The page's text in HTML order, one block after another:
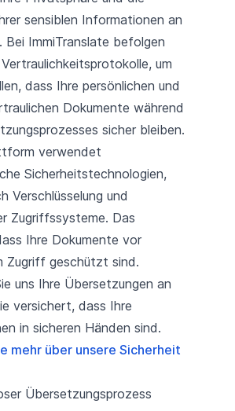
sensiblen Informationen an
Bei ImmiTranslate befolgen
um
dass Ihre persönlichen und
Dokumente während
sicher bleiben.
verwendet
Sicherheitstechnologien,
Verschlüsselung und
Zugriffssysteme. Das
Ihre Dokumente vor
Zugriff geschützt sind.
uns Ihre Übersetzungen an
versichert, dass Ihre
in sicheren Händen sind.
mehr über unsere Sicherheit
Übersetzungsprozess